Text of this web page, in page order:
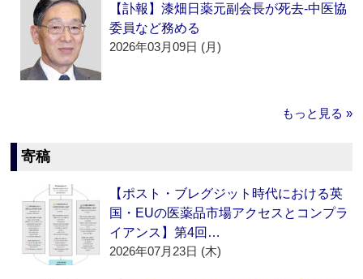
【訃報】漆畑日薬元副会長が死去‐中医協
委員など務める
2026年03月09日 (月)
もっと見る »
寄稿
【ポスト・ブレグジット時代における英
国・EUの医薬品市場アクセスとコンプラ
イアンス】第4回…
2026年07月23日 (木)